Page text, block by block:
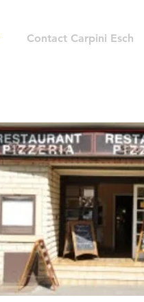
Contact Carpini Esch